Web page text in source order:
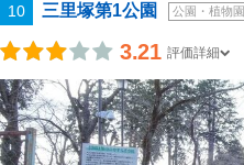
10 三里塚第1公園 公園・植物園
3.21 評価詳細